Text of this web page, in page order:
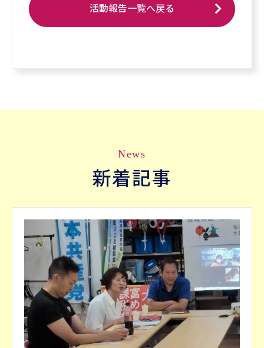
活動報告一覧へ戻る
News
新着記事